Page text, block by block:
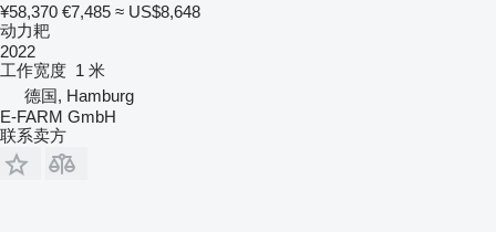
¥58,370 €7,485 ≈ US$8,648
动力耙
2022
工作宽度 1 米
德国, Hamburg
E-FARM GmbH
联系卖方